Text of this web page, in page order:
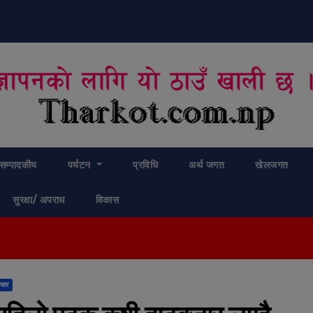
सम्पादकीय पर्यटन प्रविधि अर्थ जगत खेलजगत
सुरक्षा/ अपराध विकास